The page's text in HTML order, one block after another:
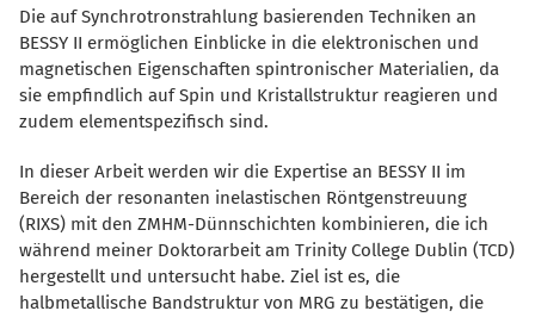
Die auf Synchrotronstrahlung basierenden Techniken an
BESSY II ermöglichen Einblicke in die elektronischen und
magnetischen Eigenschaften spintronischer Materialien, da
sie empfindlich auf Spin und Kristallstruktur reagieren und
zudem elementspezifisch sind.
In dieser Arbeit werden wir die Expertise an BESSY II im
Bereich der resonanten inelastischen Röntgenstreuung
(RIXS) mit den ZMHM-Dünnschichten kombinieren, die ich
während meiner Doktorarbeit am Trinity College Dublin (TCD)
hergestellt und untersucht habe. Ziel ist es, die
halbmetallische Bandstruktur von MRG zu bestätigen, die